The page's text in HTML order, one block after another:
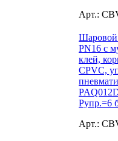
Арт.:
Шаровой
PN16 с
клей,
CPVC,
Рупр.=6
Арт.: